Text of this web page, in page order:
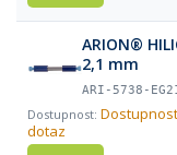
ARION®
2,1 mm
ARI-5738-
dotaz